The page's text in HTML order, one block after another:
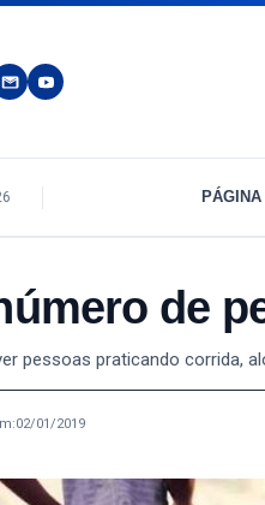
de
pessoas praticando corrida,
02/01/2019